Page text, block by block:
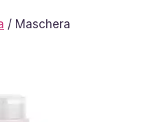
/ Maschera